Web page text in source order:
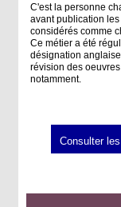
C'est la personne
avant publication les
considérés comme
Ce métier a été
désignation
révision des
notamment.
Consulter